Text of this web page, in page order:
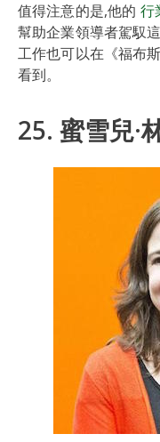
值得注意的是,他的 行
幫助企業領導者駕馭
工作也可以在《福布斯
看到。
25. 蜜雪兒·